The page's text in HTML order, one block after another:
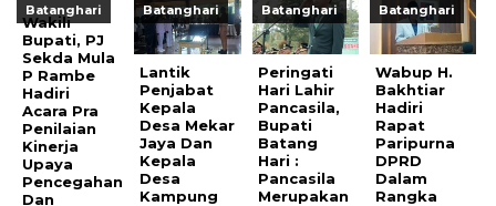
Batanghari
Wakili
Bupati, PJ
Sekda Mula
P Rambe
Hadiri
Acara Pra
Penilaian
Kinerja
Upaya
Pencegahan
Dan
Batanghari
Lantik
Penjabat
Kepala
Desa Mekar
Jaya Dan
Kepala
Desa
Kampung
Batanghari
Peringati
Hari Lahir
Pancasila,
Bupati
Batang
Hari :
Pancasila
Merupakan
Batanghari
Wabup H.
Bakhtiar
Hadiri
Rapat
Paripurna
DPRD
Dalam
Rangka